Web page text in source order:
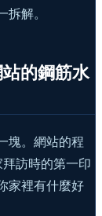
解。
的鋼筋水
塊。網站的程
訪時的第一印
家裡有什麼好